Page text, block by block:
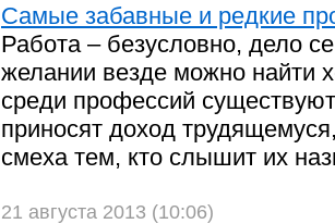
Самые забавные и редкие
Работа – безусловно, дело
желании везде можно найти
среди профессий
приносят доход
смеха тем, кто слышит их
21 августа 2013 (10:06)